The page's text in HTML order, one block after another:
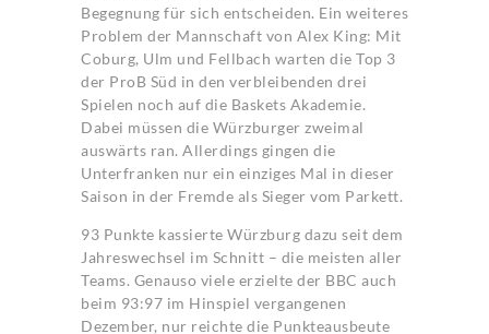
Begegnung für sich entscheiden. Ein weiteres
Problem der Mannschaft von Alex King: Mit
Coburg, Ulm und Fellbach warten die Top 3
der ProB Süd in den verbleibenden drei
Spielen noch auf die Baskets Akademie.
Dabei müssen die Würzburger zweimal
auswärts ran. Allerdings gingen die
Unterfranken nur ein einziges Mal in dieser
Saison in der Fremde als Sieger vom Parkett.
93 Punkte kassierte Würzburg dazu seit dem
Jahreswechsel im Schnitt – die meisten aller
Teams. Genauso viele erzielte der BBC auch
beim 93:97 im Hinspiel vergangenen
Dezember, nur reichte die Punkteausbeute